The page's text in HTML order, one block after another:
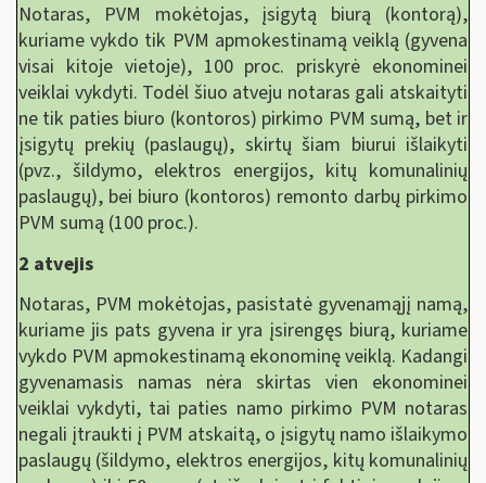
Notaras, PVM mokėtojas, įsigytą biurą (kontorą),
kuriame vykdo tik PVM apmokestinamą veiklą (gyvena
visai kitoje vietoje), 100 proc. priskyrė ekonominei
veiklai vykdyti. Todėl šiuo atveju notaras gali atskaityti
ne tik paties biuro (kontoros) pirkimo PVM sumą, bet ir
įsigytų prekių (paslaugų), skirtų šiam biurui išlaikyti
(pvz., šildymo, elektros energijos, kitų komunalinių
paslaugų), bei biuro (kontoros) remonto darbų pirkimo
PVM sumą (100 proc.).
2 atvejis
Notaras, PVM mokėtojas, pasistatė gyvenamąjį namą,
kuriame jis pats gyvena ir yra įsirengęs biurą, kuriame
vykdo PVM apmokestinamą ekonominę veiklą. Kadangi
gyvenamasis namas nėra skirtas vien ekonominei
veiklai vykdyti, tai paties namo pirkimo PVM notaras
negali įtraukti į PVM atskaitą, o įsigytų namo išlaikymo
paslaugų (šildymo, elektros energijos, kitų komunalinių